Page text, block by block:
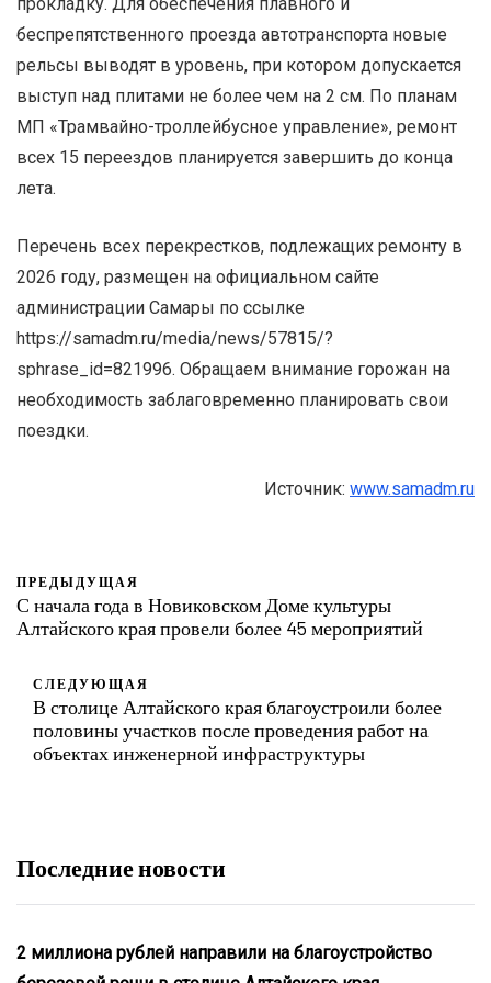
беспрепятственного проезда автотранспорта новые
рельсы выводят в уровень, при котором допускается
выступ над плитами не более чем на 2 см. По планам
МП «Трамвайно-троллейбусное управление», ремонт
всех 15 переездов планируется завершить до конца
лета.
Перечень всех перекрестков, подлежащих ремонту в
2026 году, размещен на официальном сайте
администрации Самары по ссылке
https://samadm.ru/media/news/57815/?
sphrase_id=821996. Обращаем внимание горожан на
необходимость заблаговременно планировать свои
поездки.
Источник: www.samadm.ru
ПРЕДЫДУЩАЯ
С начала года в Новиковском Доме культуры
Алтайского края провели более 45 мероприятий
СЛЕДУЮЩАЯ
В столице Алтайского края благоустроили более
половины участков после проведения работ на
объектах инженерной инфраструктуры
Последние новости
2 миллиона рублей направили на благоустройство